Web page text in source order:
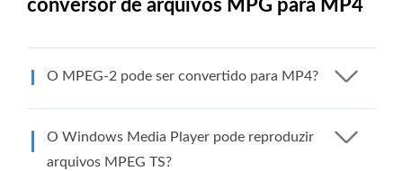
conversor de arquivos MPG para MP4
O MPEG-2 pode ser convertido para MP4?
O Windows Media Player pode reproduzir
arquivos MPEG TS?